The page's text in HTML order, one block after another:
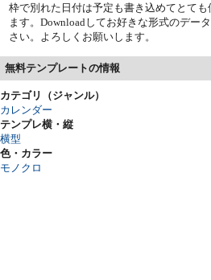
枠で別れた日付は予定も書き込めてとて
ます。Downloadしてお好きな形式のデー
さい。よろしくお願いします。
無料テンプレートの情報
カテゴリ（ジャンル）
カレンダー
テンプレ横・縦
横型
色・カラー
モノクロ